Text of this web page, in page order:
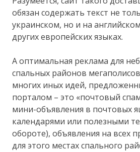
обязан содержать текст не
украинском, но и на
других европейских языках.
А оптимальная реклама для
спальных районов
многих иных идей,
порталом – это «почтовый
мини-объявления в почтовых
календарями или полезными
обороте), объявления на всех
для этого местах спального